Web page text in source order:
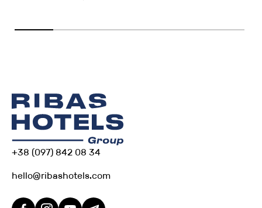
+38 (097) 842 08 34
hello@ribashotels.com